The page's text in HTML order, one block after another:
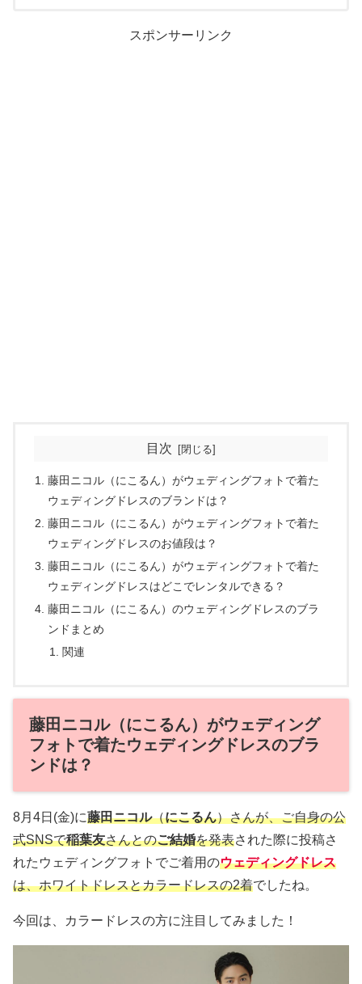
スポンサーリンク
目次
藤田ニコル（にこるん）がウェディングフォトで着た
ウェディングドレスのブランドは？
藤田ニコル（にこるん）がウェディングフォトで着た
ウェディングドレスのお値段は？
藤田ニコル（にこるん）がウェディングフォトで着た
ウェディングドレスはどこでレンタルできる？
藤田ニコル（にこるん）のウェディングドレスのブラ
ンドまとめ
関連
藤田ニコル（にこるん）がウェディング
フォトで着たウェディングドレスのブラ
ンドは？
8月4日(金)に藤田ニコル（にこるん）さんが、ご自身の公
式SNSで稲葉友さんとのご結婚を発表された際に投稿さ
れたウェディングフォトでご着用のウェディングドレス
は、ホワイトドレスとカラードレスの2着でしたね。
今回は、カラードレスの方に注目してみました！